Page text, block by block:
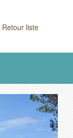
Retour liste